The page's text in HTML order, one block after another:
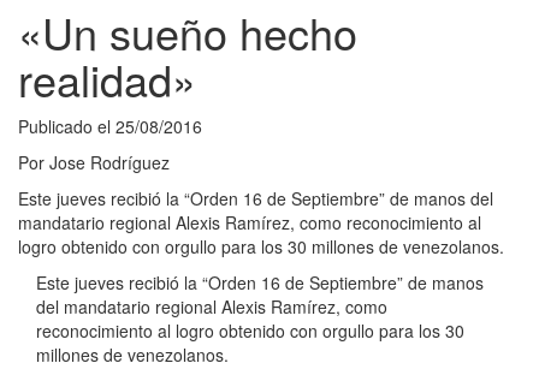
«Un sueño hecho
realidad»
Publicado el 25/08/2016
Por Jose Rodríguez
Este jueves recibió la “Orden 16 de Septiembre” de manos del
mandatario regional Alexis Ramírez, como reconocimiento al
logro obtenido con orgullo para los 30 millones de venezolanos.
Este jueves recibió la “Orden 16 de Septiembre” de manos
del mandatario regional Alexis Ramírez, como
reconocimiento al logro obtenido con orgullo para los 30
millones de venezolanos.